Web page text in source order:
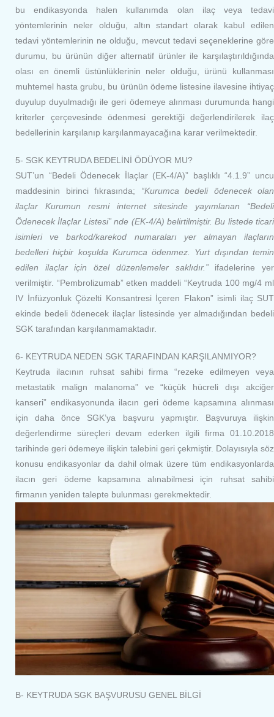
bu endikasyonda halen kullanımda olan ilaç veya tedavi
yöntemlerinin neler olduğu, altın standart olarak kabul edilen
tedavi yöntemlerinin ne olduğu, mevcut tedavi seçeneklerine göre
durumu, bu ürünün diğer alternatif ürünler ile karşılaştırıldığında
olası en önemli üstünlüklerinin neler olduğu, ürünü kullanması
muhtemel hasta grubu, bu ürünün ödeme listesine ilavesine ihtiyaç
duyulup duyulmadığı ile geri ödemeye alınması durumunda hangi
kriterler çerçevesinde ödenmesi gerektiği değerlendirilerek ilaç
bedellerinin karşılanıp karşılanmayacağına karar verilmektedir.
5- SGK KEYTRUDA BEDELİNİ ÖDÜYOR MU?
SUT’un “Bedeli Ödenecek İlaçlar (EK-4/A)” başlıklı “4.1.9” uncu
maddesinin birinci fıkrasında; “Kurumca bedeli ödenecek olan
ilaçlar Kurumun resmi internet sitesinde yayımlanan “Bedeli
Ödenecek İlaçlar Listesi” nde (EK-4/A) belirtilmiştir. Bu listede ticari
isimleri ve barkod/karekod numaraları yer almayan ilaçların
bedelleri hiçbir koşulda Kurumca ödenmez. Yurt dışından temin
edilen ilaçlar için özel düzenlemeler saklıdır.” ifadelerine yer
verilmiştir. “Pembrolizumab” etken maddeli “Keytruda 100 mg/4 ml
IV İnfüzyonluk Çözelti Konsantresi İçeren Flakon” isimli ilaç SUT
ekinde bedeli ödenecek ilaçlar listesinde yer almadığından bedeli
SGK tarafından karşılanmamaktadır.
6- KEYTRUDA NEDEN SGK TARAFINDAN KARŞILANMIYOR?
Keytruda ilacının ruhsat sahibi firma “rezeke edilmeyen veya
metastatik malign malanoma” ve “küçük hücreli dışı akciğer
kanseri” endikasyonunda ilacın geri ödeme kapsamına alınması
için daha önce SGK’ya başvuru yapmıştır. Başvuruya ilişkin
değerlendirme süreçleri devam ederken ilgili firma 01.10.2018
tarihinde geri ödemeye ilişkin talebini geri çekmiştir. Dolayısıyla söz
konusu endikasyonlar da dahil olmak üzere tüm endikasyonlarda
ilacın geri ödeme kapsamına alınabilmesi için ruhsat sahibi
firmanın yeniden talepte bulunması gerekmektedir.
B- KEYTRUDA SGK BAŞVURUSU GENEL BİLGİ